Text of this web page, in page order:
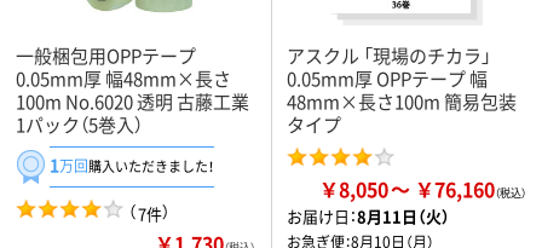
一般梱包用OPPテープ
0.05mm厚 幅48mm×長さ
100m No.6020 透明 古藤工業
1パック（5巻入）
1万回購入いただきました！
（7件）
アスクル 「現場のチカラ」
0.05mm厚 OPPテープ 幅
48mm×長さ100m 簡易包装
タイプ
￥8,050 ￥76,160
お届け日：8月11日（火）
お急ぎ便：8月10日（月）